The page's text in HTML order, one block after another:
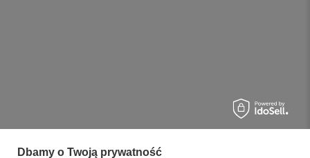
Dbamy o Twoją prywatność